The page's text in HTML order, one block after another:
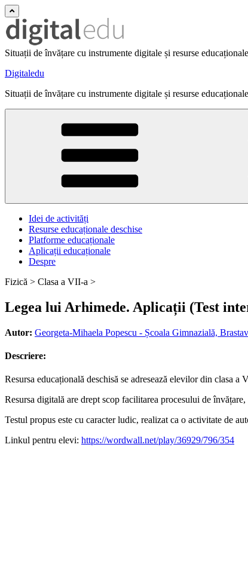
Situații de învățare cu instrumente digitale și resurse
Digitaledu
Situații de învățare cu instrumente digitale și resurse
Idei de activități
Resurse educaționale deschise
Platforme educaționale
Aplicații educaționale
Despre
Fizică > Clasa a VII-a >
Legea lui Arhimede. Aplicații (Test
Autor: Georgeta-Mihaela Popescu - Școala Gimnazială,
Descriere:
Resursa educațională deschisă se adresează elevilor din clasa
Resursa digitală are drept scop facilitarea procesului de
Testul propus este cu caracter ludic, realizat ca o activitate de
Linkul pentru elevi: https://wordwall.net/play/36929/796/354